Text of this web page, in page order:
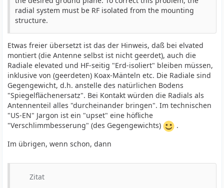
radial system must be RF isolated from the mounting
structure.
Etwas freier übersetzt ist das der Hinweis, daß bei elvated
montiert (die Antenne selbst ist nicht geerdet), auch die
Radiale elevated und HF-seitig "Erd-isoliert" bleiben müssen,
inklusive von (geerdeten) Koax-Mänteln etc. Die Radiale sind
Gegengewicht, d.h. anstelle des natürlichen Bodens
"Spiegelflächenersatz". Bei Kontakt würden die Radials als
Antennenteil alles "durcheinander bringen". Im technischen
"US-EN" Jargon ist ein "upset" eine höfliche
"Verschlimmbesserung" (des Gegengewichts)
.
Im übrigen, wenn schon, dann
Zitat